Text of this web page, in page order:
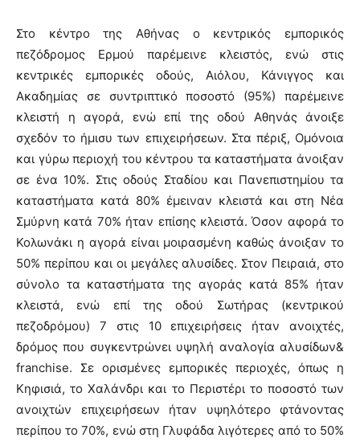
Στο κέντρο της Αθήνας ο κεντρικός εμπορικός
πεζόδρομος Ερμού παρέμεινε κλειστός, ενώ στις
κεντρικές εμπορικές οδούς, Αιόλου, Κάνιγγος και
Ακαδημίας σε συντριπτικό ποσοστό (95%) παρέμεινε
κλειστή η αγορά, ενώ επί της οδού Αθηνάς άνοιξε
σχεδόν το ήμισυ των επιχειρήσεων. Στα πέριξ, Ομόνοια
και γύρω περιοχή του κέντρου τα καταστήματα άνοιξαν
σε ένα 10%. Στις οδούς Σταδίου και Πανεπιστημίου τα
καταστήματα κατά 80% έμειναν κλειστά και στη Νέα
Σμύρνη κατά 70% ήταν επίσης κλειστά. Όσον αφορά το
Κολωνάκι η αγορά είναι μοιρασμένη καθώς άνοιξαν το
50% περίπου και οι μεγάλες αλυσίδες. Στον Πειραιά, στο
σύνολο τα καταστήματα της αγοράς κατά 85% ήταν
κλειστά, ενώ επί της οδού Σωτήρας (κεντρικού
πεζοδρόμου) 7 στις 10 επιχειρήσεις ήταν ανοιχτές,
δρόμος που συγκεντρώνει υψηλή αναλογία αλυσίδων&
franchise. Σε ορισμένες εμπορικές περιοχές, όπως η
Κηφισιά, το Χαλάνδρι και το Περιστέρι το ποσοστό των
ανοιχτών επιχειρήσεων ήταν υψηλότερο φτάνοντας
περίπου το 70%, ενώ στη Γλυφάδα λιγότερες από το 50%